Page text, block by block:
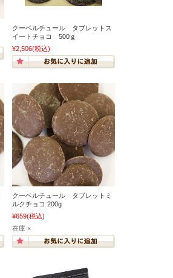
クーベルチュール タブレットス
イートチョコ 500ｇ
¥2,506(税込)
クーベルチュール タブレットミ
ルクチョコ 200g
¥659(税込)
在庫 ×